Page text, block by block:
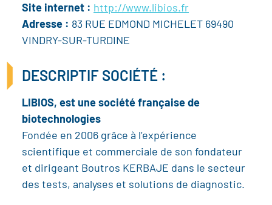
Site internet : http://www.libios.fr
Adresse : 83 RUE EDMOND MICHELET 69490
VINDRY-SUR-TURDINE
DESCRIPTIF SOCIÉTÉ :
LIBIOS, est une société française de
biotechnologies
Fondée en 2006 grâce à l’expérience
scientifique et commerciale de son fondateur
et dirigeant Boutros KERBAJE dans le secteur
des tests, analyses et solutions de diagnostic.